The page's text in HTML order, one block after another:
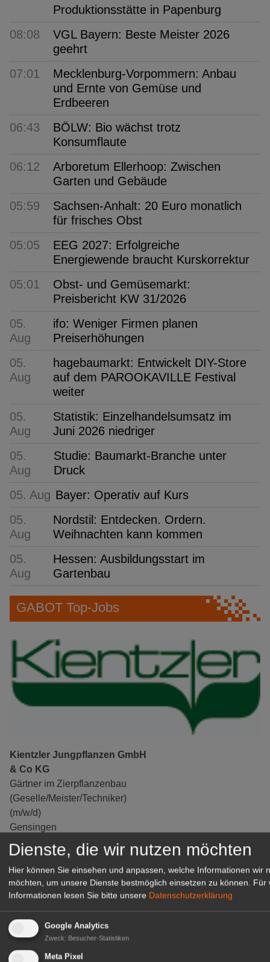
Produktionsstätte in Papenburg
08:08
VGL Bayern: Beste Meister 2026
geehrt
07:01
Mecklenburg-Vorpommern: Anbau
und Ernte von Gemüse und
Erdbeeren
06:43
BÖLW: Bio wächst trotz
Konsumflaute
06:12
Arboretum Ellerhoop: Zwischen
Garten und Gebäude
05:59
Sachsen-Anhalt: 20 Euro monatlich
für frisches Obst
05:05
EEG 2027: Erfolgreiche
Energiewende braucht Kurskorrektur
05:01
Obst- und Gemüsemarkt:
Preisbericht KW 31/2026
05.
Aug
ifo: Weniger Firmen planen
Preiserhöhungen
05.
Aug
hagebaumarkt: Entwickelt DIY-Store
auf dem PAROOKAVILLE Festival
weiter
05.
Aug
Statistik: Einzelhandelsumsatz im
Juni 2026 niedriger
05.
Aug
Studie: Baumarkt-Branche unter
Druck
05. Aug Bayer: Operativ auf Kurs
05.
Aug
Nordstil: Entdecken. Ordern.
Weihnachten kann kommen
05.
Aug
Hessen: Ausbildungsstart im
Gartenbau
GABOT Top-Jobs
Kientzler Jungpflanzen GmbH
& Co KG
Gärtner im Zierpflanzenbau
(Geselle/Meister/Techniker)
(m/w/d)
Gensingen
zur Stellenanzeige
Dienste, die wir nutzen möchten
Hier können Sie einsehen und anpassen, welche Informationen wir
möchten, um unsere Dienste bestmöglich einsetzen zu können. Für
Informationen lesen Sie bitte unsere Datenschutzerklärung
Google Analytics
Zweck: Besucher-Statistiken
Meta Pixel